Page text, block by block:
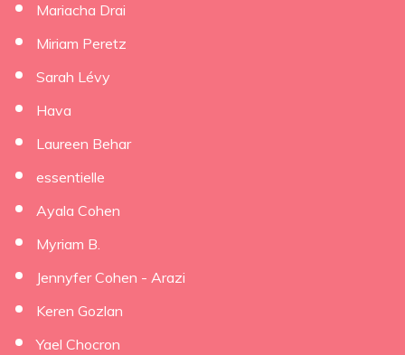
Mariacha Drai
Miriam Peretz
Sarah Lévy
Hava
Laureen Behar
essentielle
Ayala Cohen
Myriam B.
Jennyfer Cohen - Arazi
Keren Gozlan
Yael Chocron